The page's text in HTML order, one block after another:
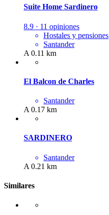
Suite Home Sardinero
8.9 · 11 opiniones
Hostales y pensiones
Santander
A 0.11 km
El Balcon de Charles
Santander
A 0.17 km
SARDINERO
Santander
A 0.21 km
Similares